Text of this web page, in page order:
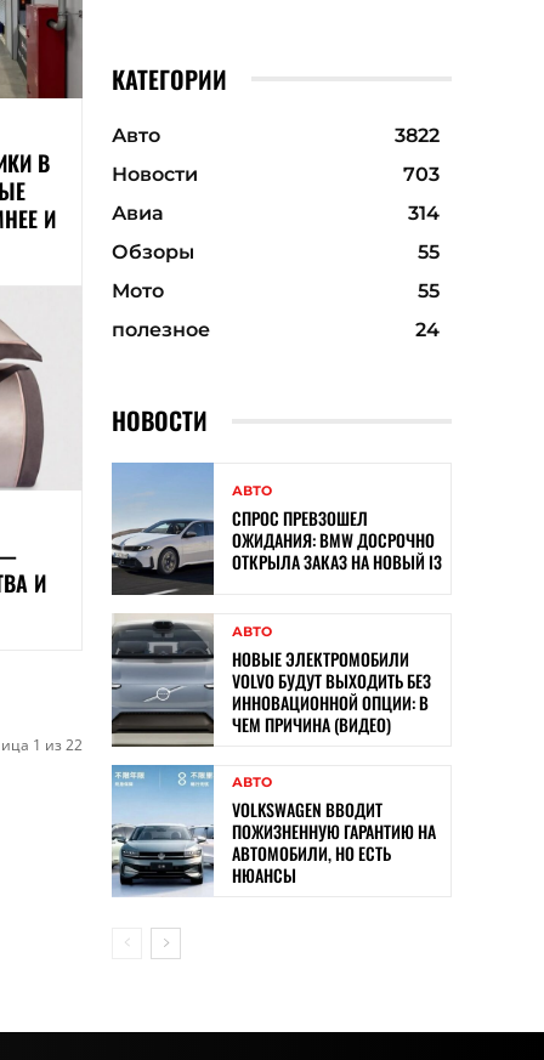
В
И
И
1 из 22
КАТЕГОРИИ
Авто
3822
Новости
703
Авиа
314
Обзоры
55
Мото
55
полезное
24
НОВОСТИ
АВТО
СПРОС ПРЕВЗОШЕЛ
ОЖИДАНИЯ: BMW ДОСРОЧНО
ОТКРЫЛА ЗАКАЗ НА НОВЫЙ I3
АВТО
НОВЫЕ ЭЛЕКТРОМОБИЛИ
VOLVO БУДУТ ВЫХОДИТЬ БЕЗ
ИННОВАЦИОННОЙ ОПЦИИ: В
ЧЕМ ПРИЧИНА (ВИДЕО)
АВТО
VOLKSWAGEN ВВОДИТ
ПОЖИЗНЕННУЮ ГАРАНТИЮ НА
АВТОМОБИЛИ, НО ЕСТЬ
НЮАНСЫ